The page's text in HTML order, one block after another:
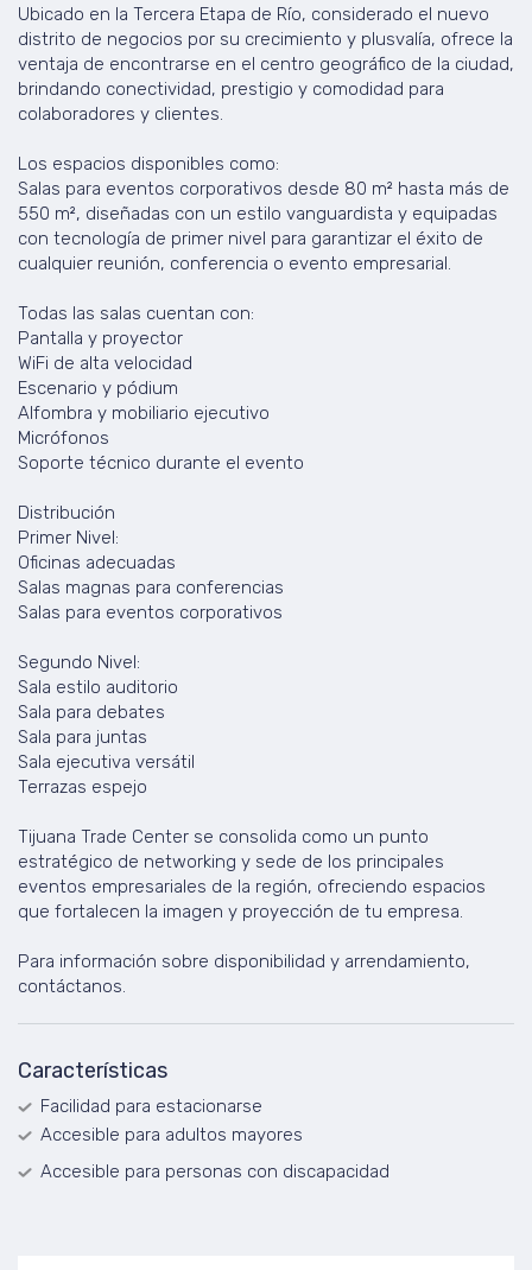
Ubicado en la Tercera Etapa de Río, considerado el nuevo
distrito de negocios por su crecimiento y plusvalía, ofrece la
ventaja de encontrarse en el centro geográfico de la ciudad,
brindando conectividad, prestigio y comodidad para
colaboradores y clientes.
Los espacios disponibles como:
Salas para eventos corporativos desde 80 m² hasta más de
550 m², diseñadas con un estilo vanguardista y equipadas
con tecnología de primer nivel para garantizar el éxito de
cualquier reunión, conferencia o evento empresarial.
Todas las salas cuentan con:
Pantalla y proyector
WiFi de alta velocidad
Escenario y pódium
Alfombra y mobiliario ejecutivo
Micrófonos
Soporte técnico durante el evento
Distribución
Primer Nivel:
Oficinas adecuadas
Salas magnas para conferencias
Salas para eventos corporativos
Segundo Nivel:
Sala estilo auditorio
Sala para debates
Sala para juntas
Sala ejecutiva versátil
Terrazas espejo
Tijuana Trade Center se consolida como un punto
estratégico de networking y sede de los principales
eventos empresariales de la región, ofreciendo espacios
que fortalecen la imagen y proyección de tu empresa.
Para información sobre disponibilidad y arrendamiento,
contáctanos.
Características
Facilidad para estacionarse
Accesible para adultos mayores
Accesible para personas con discapacidad